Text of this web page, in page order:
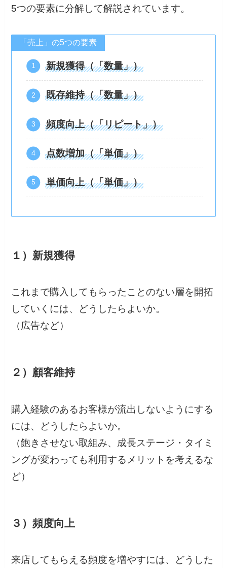
5つの要素に分解して解説されています。
「売上」の5つの要素
新規獲得（「数量」）
既存維持（「数量」）
頻度向上（「リピート」）
点数増加（「単価」）
単価向上（「単価」）
１）新規獲得
これまで購入してもらったことのない層を開拓
していくには、どうしたらよいか。
（広告など）
２）顧客維持
購入経験のあるお客様が流出しないようにする
には、どうしたらよいか。
（飽きさせない取組み、成長ステージ・タイミ
ングが変わっても利用するメリットを考えるな
ど）
３）頻度向上
来店してもらえる頻度を増やすには、どうした